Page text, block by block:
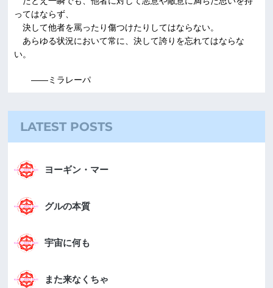
ってはならず、
決して他者を罵ったり傷つけたりしてはならない。
あらゆる状況において常に、決して誇りを忘れてはならな
い。
――ミラレーパ
LATEST POSTS
ヨーギン・マー
グルの本質
宇宙に何も
また来なくちゃ